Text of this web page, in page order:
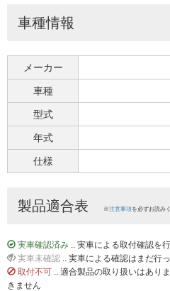
車種情報
メーカー
車種
型式
年式
仕様
製品適合表 ※注意事項を必ずお読み
実車確認済み .. 実車による取付確認を
実車未確認 .. 実車による確認はまだ行
取付不可 .. 適合製品の取り扱いはあり
きません